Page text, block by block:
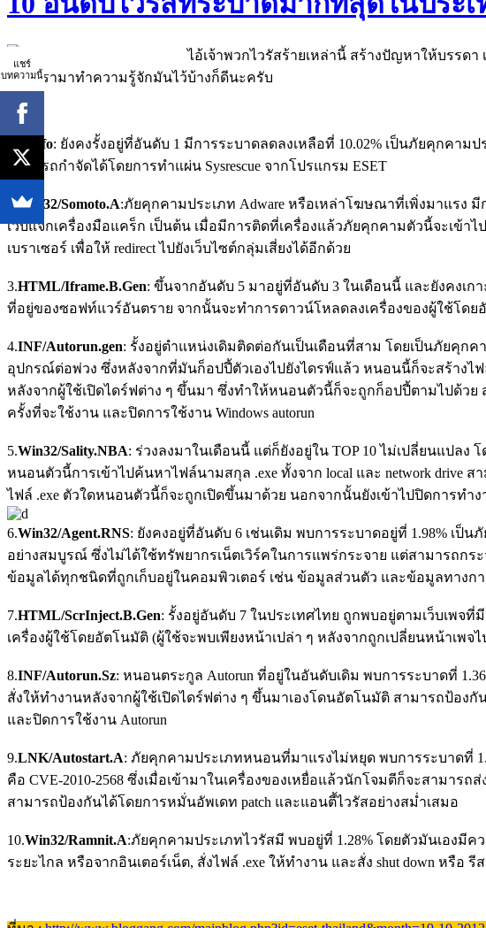
ไอ้เจ้าพวกไวรัสร้ายเหล่านี้ สร้างปัญหาให้บรรดา
ด้าน เรามาทำความรู้จักมันไว้บ้างก็ดีนะครับ
Defo: ยังคงรั้งอยู่ที่อันดับ 1 มีการระบาดลดลงเหลือที่ 10.02% เป็นภัยคุกคามป
สามารถกำจัดได้โดยการทำแผ่น Sysrescue จากโปรแกรม ESET
2.Win32/Somoto.A:ภัยคุกคามประเภท Adware หรือเหล่าโฆษณาที่เพิ่งมาแรง มี
เว็บแจกเครื่องมือแคร็ก เป็นต้น เมื่อมีการติดที่เครื่องแล้วภัยคุกคามตัวนี้จะเข้
เบราเซอร์ เพื่อให้ redirect ไปยังเว็บไซต์กลุ่มเสี่ยงได้อีกด้วย
3.HTML/Iframe.B.Gen: ขึ้นจากอันดับ 5 มาอยู่ที่อันดับ 3 ในเดือนนี้ และยังคงเก
ที่อยู่ของซอฟท์แวร์อันตราย จากนั้นจะทำการดาวน์โหลดลงเครื่องของผู้ใช้โดย
4.INF/Autorun.gen: รั้งอยู่ตำแหน่งเดิมติดต่อกันเป็นเดือนที่สาม โดยเป็นภัยคุกค
อุปกรณ์ต่อพ่วง ซึ่งหลังจากที่มันก็อปปี้ตัวเองไปยังไดรฟ์แล้ว หนอนนี้ก็จะสร้างไฟ
หลังจากผู้ใช้เปิดไดร์ฟต่าง ๆ ขึ้นมา ซึ่งทำให้หนอนตัวนี้ก็จะถูกก็อปปี้ตามไปด้ว
ครั้งที่จะใช้งาน และปิดการใช้งาน Windows autorun
5.Win32/Sality.NBA: ร่วงลงมาในเดือนนี้ แต่ก็ยังอยู่ใน TOP 10 ไม่เปลี่ยนแปล
หนอนตัวนี้การเข้าไปค้นหาไฟล์นามสกุล .exe ทั้งจาก local และ network drive
ไฟล์ .exe ตัวใดหนอนตัวนี้ก็จะถูกเปิดขึ้นมาด้วย นอกจากนั้นยังเข้าไปปิดการทำง
6.Win32/Agent.RNS: ยังคงอยู่ที่อันดับ 6 เช่นเดิม พบการระบาดอยู่ที่ 1.98% เป็
อย่างสมบูรณ์ ซึ่งไม่ได้ใช้ทรัพยากรเน็ตเวิร์คในการแพร่กระจาย แต่สามารถกร
ข้อมูลได้ทุกชนิดที่ถูกเก็บอยู่ในคอมพิวเตอร์ เช่น ข้อมูลส่วนตัว และข้อมูลทางกา
7.HTML/ScrInject.B.Gen: รั้งอยู่อันดับ 7 ในประเทศไทย ถูกพบอยู่ตามเว็บเพจที่
เครื่องผู้ใช้โดยอัตโนมัติ (ผู้ใช้จะพบเพียงหน้าเปล่า ๆ หลังจากถูกเปลี่ยนหน้าเพจ
8.INF/Autorun.Sz: หนอนตระกูล Autorun ที่อยู่ในอันดับเดิม พบการระบาดที่
สั่งให้ทำงานหลังจากผู้ใช้เปิดไดร์ฟต่าง ๆ ขึ้นมาเองโดนอัตโนมัติ สามารถป้อ
และปิดการใช้งาน Autorun
9.LNK/Autostart.A: ภัยคุกคามประเภทหนอนที่มาแรงไม่หยุด พบการระบาดที่
คือ CVE-2010-2568 ซึ่งเมื่อเข้ามาในเครื่องของเหยื่อแล้วนักโจมตีก็จะสามาร
สามารถป้องกันได้โดยการหมั่นอัพเดท patch และแอนตี้ไวรัสอย่างสม่ำเสมอ
10.Win32/Ramnit.A:ภัยคุกคามประเภทไวรัสมี พบอยู่ที่ 1.28% โดยตัวมันเองมี
ระยะไกล หรือจากอินเตอร์เน็ต, สั่งไฟล์ .exe ให้ทำงาน และสั่ง shut down หรือ
แชร์
บทความนี้